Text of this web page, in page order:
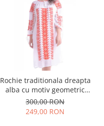
Rochie traditionala dreapta
alba cu motiv geometric
rosu Doina
300,00 RON
249,00 RON